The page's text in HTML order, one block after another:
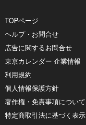
TOPページ
ヘルプ・お問合せ
広告に関するお問合せ
東京カレンダー 企業情報
利用規約
個人情報保護方針
著作権・免責事項について
特定商取引法に基づく表示